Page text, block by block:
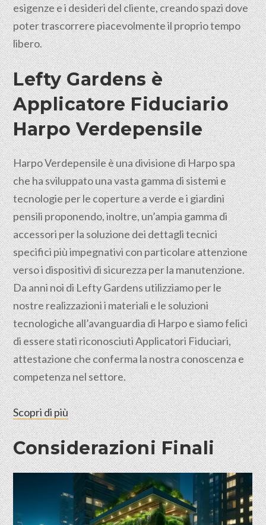
esigenze e i desideri del cliente, creando spazi dove
poter trascorrere piacevolmente il proprio tempo
libero.
Lefty Gardens è
Applicatore Fiduciario
Harpo Verdepensile
Harpo Verdepensile è una divisione di Harpo spa
che ha sviluppato una vasta gamma di sistemi e
tecnologie per le coperture a verde e i giardini
pensili proponendo, inoltre, un’ampia gamma di
accessori per la soluzione dei dettagli tecnici
specifici più impegnativi con particolare attenzione
verso i dispositivi di sicurezza per la manutenzione.
Da anni noi di Lefty Gardens utilizziamo per le
nostre realizzazioni i materiali e le soluzioni
tecnologiche all’avanguardia di Harpo e siamo felici
di essere stati riconosciuti Applicatori Fiduciari,
attestazione che conferma la nostra conoscenza e
competenza nel settore.
Scopri di più
Considerazioni Finali